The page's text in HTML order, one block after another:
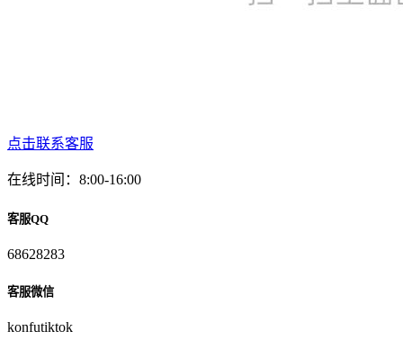
点击联系客服
在线时间：8:00-16:00
客服QQ
68628283
客服微信
konfutiktok